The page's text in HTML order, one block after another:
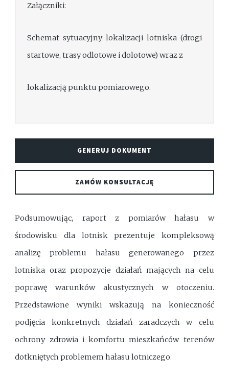
Załączniki:
Schemat sytuacyjny lokalizacji lotniska (drogi
startowe, trasy odlotowe i dolotowe) wraz z
lokalizacją punktu pomiarowego.
GENERUJ DOKUMENT
ZAMÓW KONSULTACJĘ
Podsumowując, raport z pomiarów hałasu w
środowisku dla lotnisk prezentuje kompleksową
analizę problemu hałasu generowanego przez
lotniska oraz propozycje działań mających na celu
poprawę warunków akustycznych w otoczeniu.
Przedstawione wyniki wskazują na konieczność
podjęcia konkretnych działań zaradczych w celu
ochrony zdrowia i komfortu mieszkańców terenów
dotkniętych problemem hałasu lotniczego.